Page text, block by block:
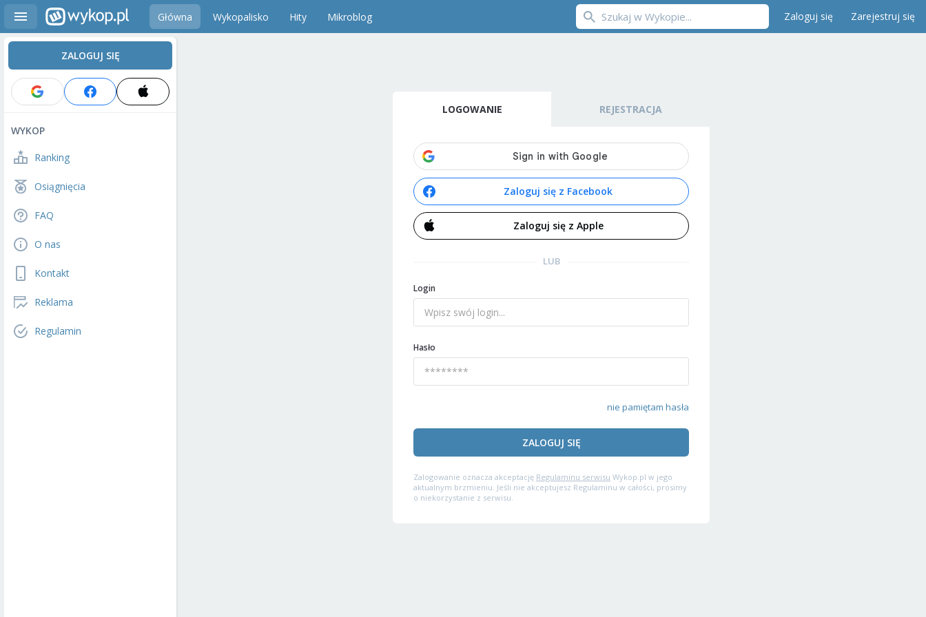
Główna Wykopalisko Hity Mikroblog Zaloguj się Zarejestruj się
ZALOGUJ SIĘ
WYKOP
Ranking
Osiągnięcia
FAQ
O nas
Kontakt
Reklama
Regulamin
LOGOWANIE REJESTRACJA
Zaloguj się z Facebook
Zaloguj się z Apple
LUB
Login
Hasło
nie pamiętam hasła
ZALOGUJ SIĘ
Zalogowanie oznacza akceptację Regulaminu serwisu Wykop.pl w jego
aktualnym brzmieniu. Jeśli nie akceptujesz Regulaminu w całości, prosimy
o niekorzystanie z serwisu.